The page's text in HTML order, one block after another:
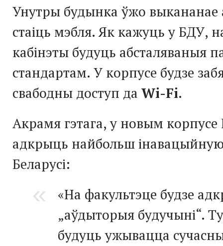
Унутры будынка ўжо выкананае
стаіць мэбля. Як кажуць у БДУ,
кабінэты будуць абсталяваныя
стандартам. У корпусе будзе
свабодны доступ да Wi-Fi.
Акрамя гэтага, у новым
адкрыць найбольш
Беларусі:
«На факультэце будзе
„аўдыторыя будучыні“.
будуць ужывацца